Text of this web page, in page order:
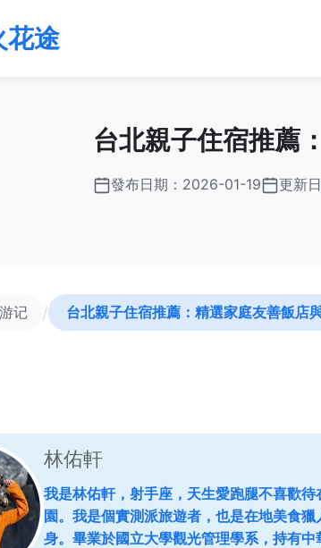
花途
台北親子住宿推薦
發布日期： 2026-01-19 更新
记 / 台北親子住宿推薦：精選家庭友善飯店
林佑軒
我是林佑軒，射手座，天生愛跑腿不喜歡
園。我是個實測派旅遊者，也是在地美食
身。畢業於國立大學觀光管理學系，持有